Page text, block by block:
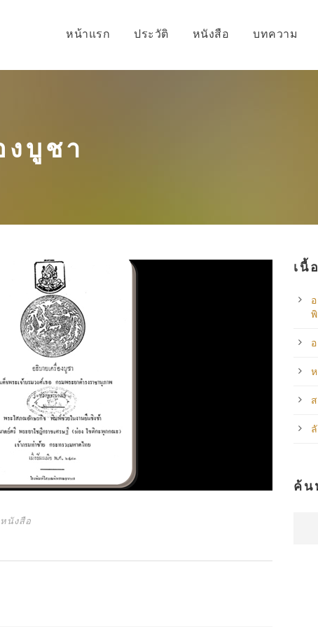
หน้าแรก ประวัติ หนังสือ บทความ
งบูชา
หนังสือ
เนื้
ค้น